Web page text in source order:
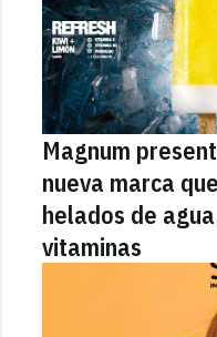
Magnum
nueva marca
helados de
vitaminas